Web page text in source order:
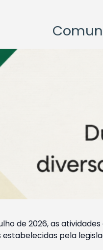
de 2026, as
estabelecidas pela